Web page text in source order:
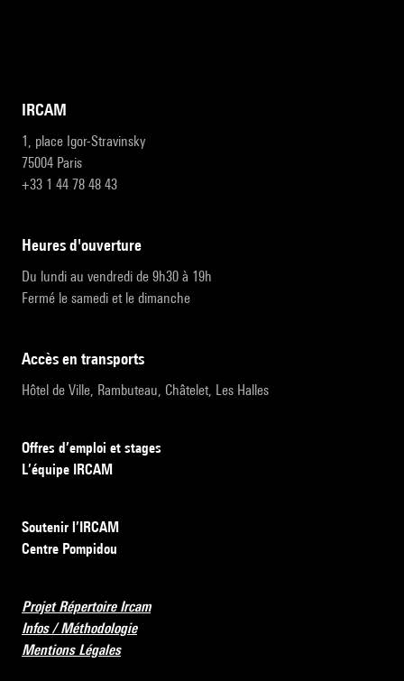
IRCAM
1, place Igor-Stravinsky
75004 Paris
+33 1 44 78 48 43
heures d'ouverture
Du lundi au vendredi de 9h30 à 19h
Fermé le samedi et le dimanche
accès en transports
Hôtel de Ville, Rambuteau, Châtelet, Les Halles
Offres d’emploi et stages
L’équipe IRCAM
Soutenir l’IRCAM
Centre Pompidou
Projet Répertoire Ircam
Infos / Méthodologie
Mentions Légales